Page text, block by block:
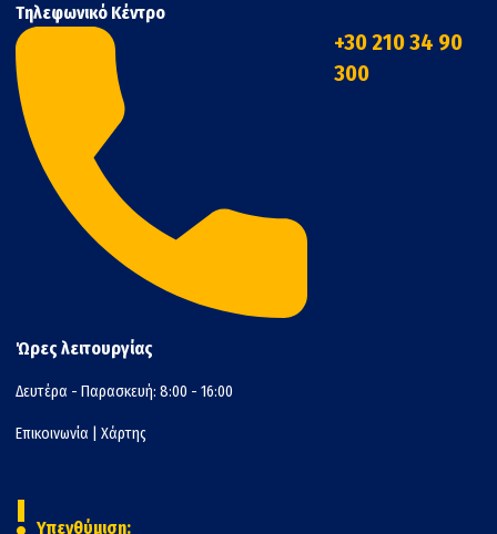
Τηλεφωνικό Κέντρο
+30 210 34 90
300
Ώρες λειτουργίας
Δευτέρα - Παρασκευή: 8:00 - 16:00
Επικοινωνία Χάρτης
! Υπενθύμιση: